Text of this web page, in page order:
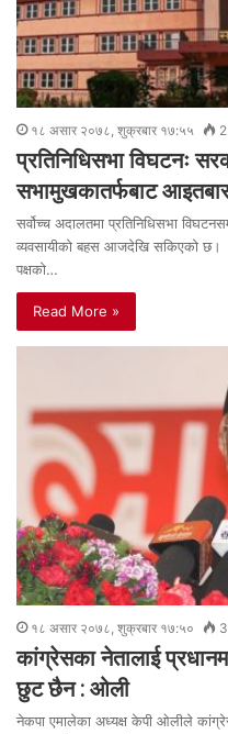
१८ असार २०७८, शुक्रबार १७:५५ 2
प्रतिनिधिसभा विघटनः
सभामुखकातर्फबाट
सर्वोच्च अदालतमा प्रतिनिधिसभा
व्यवसायीको बहस आजदेखि सकिएको छ।
पक्षको…
Read More »
१८ असार २०७८, शुक्रबार १७:५० 3
कांग्रेसका नेतालाई
छुट छैन : ओली
नेकपा एमालेका अध्यक्ष केपी ओलीले